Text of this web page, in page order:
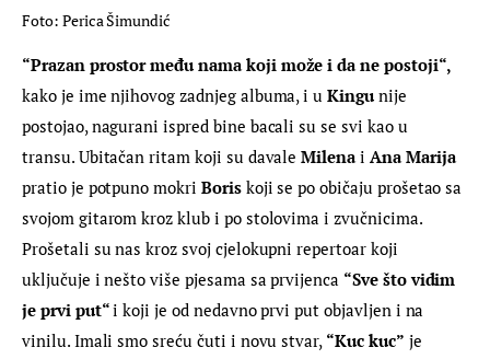
Foto: Perica Šimundić
“Prazan prostor među nama koji može i da ne postoji“,
kako je ime njihovog zadnjeg albuma, i u Kingu nije
postojao, nagurani ispred bine bacali su se svi kao u
transu. Ubitačan ritam koji su davale Milena i Ana Marija
pratio je potpuno mokri Boris koji se po običaju prošetao sa
svojom gitarom kroz klub i po stolovima i zvučnicima.
Prošetali su nas kroz svoj cjelokupni repertoar koji
uključuje i nešto više pjesama sa prvijenca “Sve što vidim
je prvi put“ i koji je od nedavno prvi put objavljen i na
vinilu. Imali smo sreću čuti i novu stvar, “Kuc kuc” je